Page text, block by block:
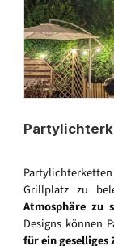
Grillplatz zu
Atmosphäre zu
Designs können
für ein geselliges